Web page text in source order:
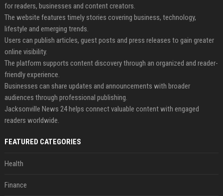
for readers, businesses and content creators.
The website features timely stories covering business, technology,
lifestyle and emerging trends.
Users can publish articles, guest posts and press releases to gain greater
online visibility.
The platform supports content discovery through an organized and reader-
friendly experience.
Businesses can share updates and announcements with broader
audiences through professional publishing.
Jacksonville News 24 helps connect valuable content with engaged
readers worldwide.
FEATURED CATEGORIES
Health
Finance